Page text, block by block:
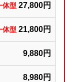
体型 27,800円
体型 21,800円
9,880円
8,980円